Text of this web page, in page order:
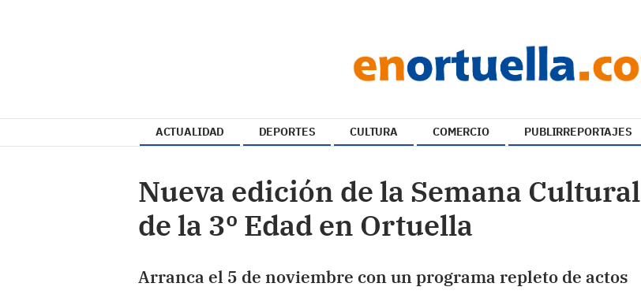
ACTUALIDAD DEPORTES CULTURA COMERCIO PUBLIRREPORTAJES
Nueva edición de la Semana Cultural
de la 3º Edad en Ortuella
Arranca el 5 de noviembre con un programa repleto de actos